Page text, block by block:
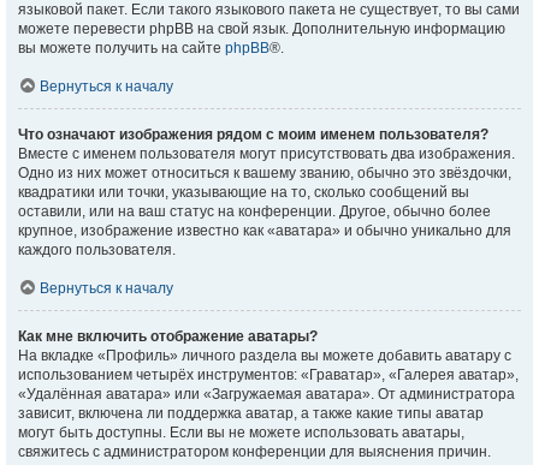
языковой пакет. Если такого языкового пакета не существует, то вы сами
можете перевести phpBB на свой язык. Дополнительную информацию
вы можете получить на сайте phpBB®.
Вернуться к началу
Что означают изображения рядом с моим именем пользователя?
Вместе с именем пользователя могут присутствовать два изображения.
Одно из них может относиться к вашему званию, обычно это звёздочки,
квадратики или точки, указывающие на то, сколько сообщений вы
оставили, или на ваш статус на конференции. Другое, обычно более
крупное, изображение известно как «аватара» и обычно уникально для
каждого пользователя.
Вернуться к началу
Как мне включить отображение аватары?
На вкладке «Профиль» личного раздела вы можете добавить аватару с
использованием четырёх инструментов: «Граватар», «Галерея аватар»,
«Удалённая аватара» или «Загружаемая аватара». От администратора
зависит, включена ли поддержка аватар, а также какие типы аватар
могут быть доступны. Если вы не можете использовать аватары,
свяжитесь с администратором конференции для выяснения причин.